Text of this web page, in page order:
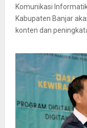
Komunikasi
Kabupaten Banjar
konten dan